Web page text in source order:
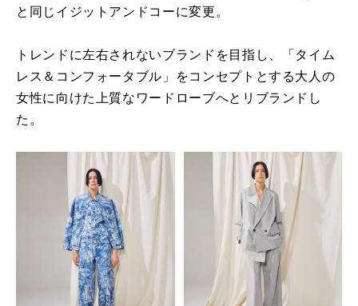
と同じイジットアンドコーに変更。
トレンドに左右されないブランドを目指し、「タイム
レス＆コンフォータブル」をコンセプトとする大人の
女性に向けた上質なワードローブへとリブランドし
た。